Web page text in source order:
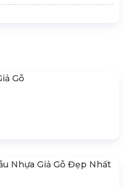
Gỗ
Nhựa Giả Gỗ Đẹp Nhất